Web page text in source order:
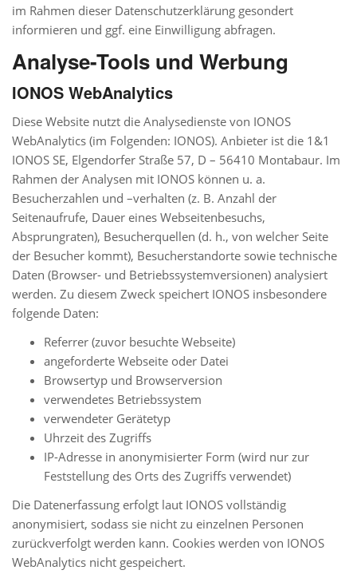
im Rahmen dieser Datenschutzerklärung gesondert
informieren und ggf. eine Einwilligung abfragen.
Analyse-Tools und Werbung
IONOS WebAnalytics
Diese Website nutzt die Analysedienste von IONOS
WebAnalytics (im Folgenden: IONOS). Anbieter ist die 1&1
IONOS SE, Elgendorfer Straße 57, D – 56410 Montabaur. Im
Rahmen der Analysen mit IONOS können u. a.
Besucherzahlen und –verhalten (z. B. Anzahl der
Seitenaufrufe, Dauer eines Webseitenbesuchs,
Absprungraten), Besucherquellen (d. h., von welcher Seite
der Besucher kommt), Besucherstandorte sowie technische
Daten (Browser- und Betriebssystemversionen) analysiert
werden. Zu diesem Zweck speichert IONOS insbesondere
folgende Daten:
Referrer (zuvor besuchte Webseite)
angeforderte Webseite oder Datei
Browsertyp und Browserversion
verwendetes Betriebssystem
verwendeter Gerätetyp
Uhrzeit des Zugriffs
IP-Adresse in anonymisierter Form (wird nur zur
Feststellung des Orts des Zugriffs verwendet)
Die Datenerfassung erfolgt laut IONOS vollständig
anonymisiert, sodass sie nicht zu einzelnen Personen
zurückverfolgt werden kann. Cookies werden von IONOS
WebAnalytics nicht gespeichert.